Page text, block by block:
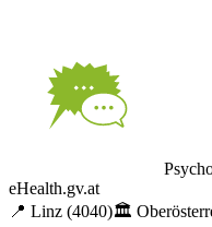
eHealth.gv.at
📍 Linz (4040)🏛️